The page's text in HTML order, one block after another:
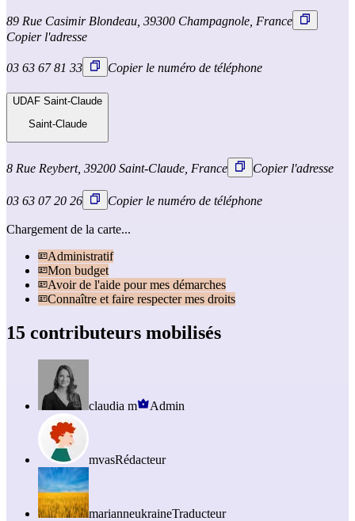
89 Rue Casimir Blondeau, 39300 Champagnole, France
Copier l'adresse
03 63 67 81 33 Copier le numéro de téléphone
UDAF Saint-Claude
Saint-Claude
8 Rue Reybert, 39200 Saint-Claude, France Copier l'adresse
03 63 07 20 26 Copier le numéro de téléphone
Chargement de la carte...
Administratif
Mon budget
Avoir de l'aide pour mes démarches
Connaître et faire respecter mes droits
15 contributeurs mobilisés
claudia m Admin
mvasRédacteur
marianneukraineTraducteur